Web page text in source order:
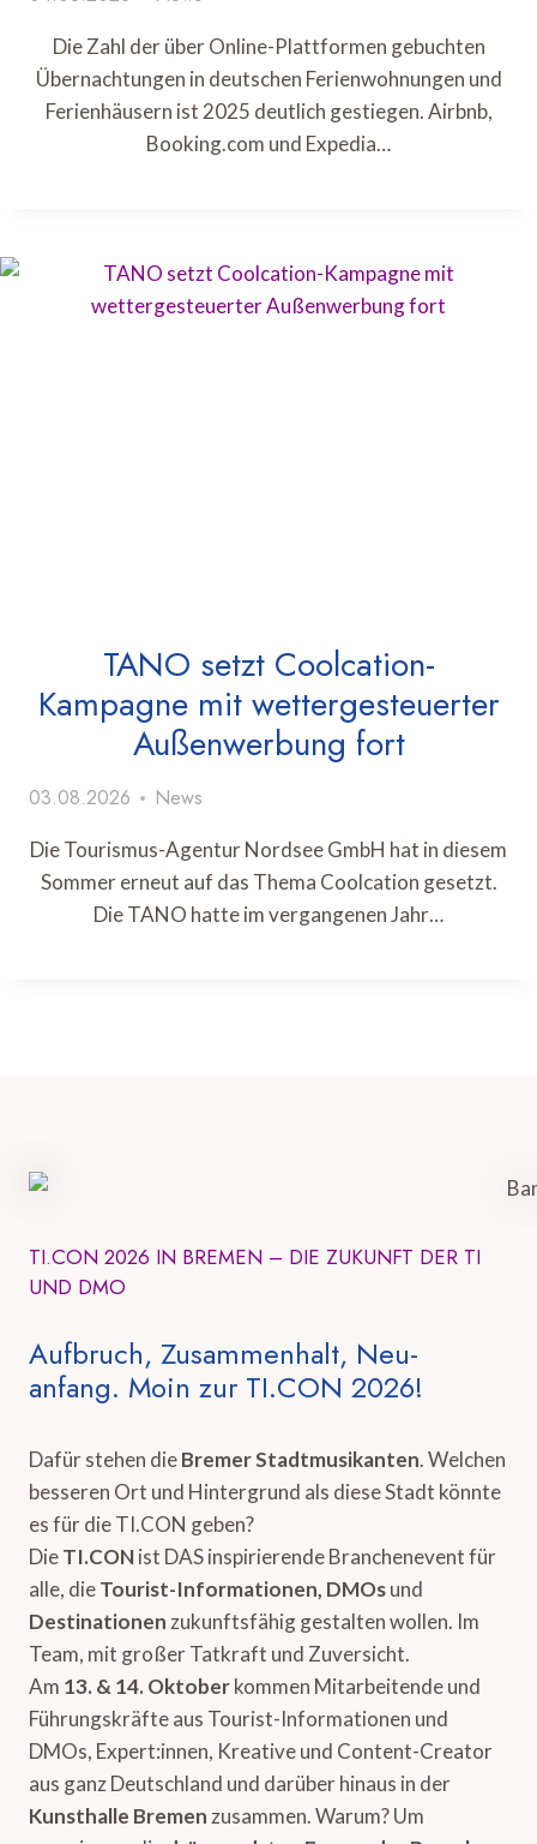
Die Zahl der über Online-Plattformen gebuchten
Übernachtungen in deutschen Ferienwohnungen und
Ferienhäusern ist 2025 deutlich gestiegen. Airbnb,
Booking.com und Expedia…
TANO setzt Coolcation-
Kampagne mit wettergesteuerter
Außenwerbung fort
03.08.2026 News
Die Tourismus-Agentur Nordsee GmbH hat in diesem
Sommer erneut auf das Thema Coolcation gesetzt.
Die TANO hatte im vergangenen Jahr…
TI.CON 2026 IN BREMEN – DIE ZUKUNFT DER TI
UND DMO
Aufbruch, Zusammenhalt, Neu-
anfang. Moin zur TI.CON 2026!
Dafür stehen dieBremer Stadtmusikanten. Welchen
besseren Ort und Hintergrund als diese Stadt könnte
es für die TI.CON geben?
DieTI.CONist DAS inspirierende Branchenevent für
alle, dieTourist-Informationen, DMOsund
Destinationen zukunftsfähig gestalten wollen. Im
Team, mit großer Tatkraft und Zuversicht.
Am 13. & 14. Oktoberkommen Mitarbeitende und
Führungskräfte aus Tourist-Informationen und
DMOs, Expert:innen, Kreative und Content-Creator
aus ganz Deutschland und darüber hinaus in der
Kunsthalle Bremen zusammen. Warum? Um